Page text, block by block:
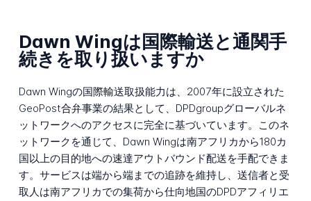
Dawn Wingは国際輸送と通関手
続きを取り扱いますか
Dawn Wingの国際輸送取扱能力は、2007年に設立された
GeoPost合弁事業の結果として、DPDgroupグローバルネ
ットワークへのアクセスに完全に基づいています。このネ
ットワークを通じて、Dawn Wingは南アフリカから180カ
国以上の目的地への速達アウトバウンド配送を手配できま
す。サービスは端から端までの追跡を維持し、送信者と受
取人は南アフリカでの集荷から仕向地国のDPDアフィリエ